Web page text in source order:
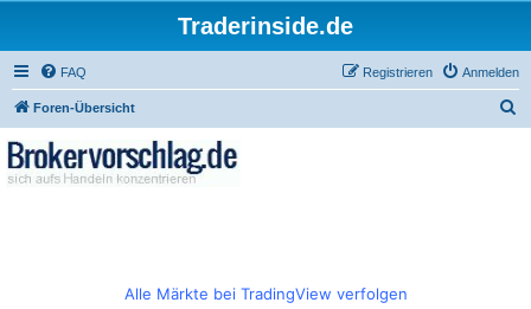
Traderinside.de
FAQ Anmelden
Registrieren
Foren-Übersicht
Alle Märkte bei TradingView verfolgen